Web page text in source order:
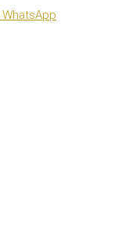
WhatsApp